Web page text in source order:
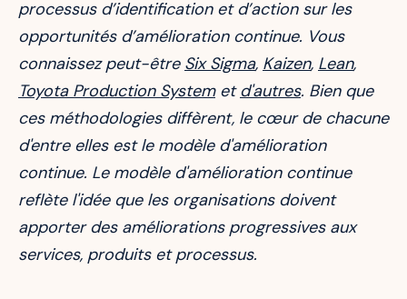
processus d’identification et d’action sur les
opportunités d’amélioration continue. Vous
connaissez peut-être Six Sigma, Kaizen, Lean,
Toyota Production Systemetd'autres. Bien que
ces méthodologies diffèrent, le cœur de chacune
d'entre elles est le modèle d'amélioration
continue. Le modèle d'amélioration continue
reflète l'idée que les organisations doivent
apporter des améliorations progressives aux
services, produits et processus.